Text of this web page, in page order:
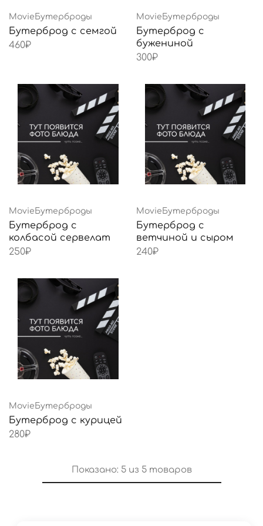
MovieБутерброды
Бутерброд с семгой
460₽
MovieБутерброды
Бутерброд с
бужениной
300₽
MovieБутерброды
Бутерброд с
колбасой сервелат
250₽
MovieБутерброды
Бутерброд с
ветчиной и сыром
240₽
MovieБутерброды
Бутерброд с курицей
280₽
Показано: 5 из 5 товаров